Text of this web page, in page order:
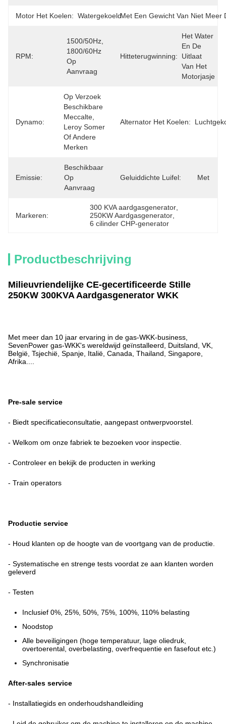
Motor Het Koelen: WatergekoeldMet Een Gewicht Van Niet Meer
RPM:
1500/50Hz,
1800/60Hz
Op
Aanvraag
Hitteterugwinning:
Het Water
En De
Uitlaat
Van Het
Motorjasje
Dynamo:
Op Verzoek
Beschikbare
Meccalte,
Leroy Somer
Of Andere
Merken
Alternator Het Koelen:
Emissie:
Beschikbaar
Op
Aanvraag
Geluiddichte Luifel: Met
Markeren:
300 KVA aardgasgenerator
250KW Aardgasgenerator
6 cilinder CHP-generator
Productbeschrijving
Milieuvriendelijke CE-gecertificeerde Stille
250KW 300KVA Aardgasgenerator WKK
Met meer dan 10 jaar ervaring in de gas-WKK-business,
SevenPower gas-WKK's wereldwijd geïnstalleerd, Duitsland, VK,
België, Tsjechië, Spanje, Italië, Canada, Thailand, Singapore,
Afrika....
Pre-sale service
- Biedt specificatieconsultatie, aangepast ontwerpvoorstel.
- Welkom om onze fabriek te bezoeken voor inspectie.
- Controleer en bekijk de producten in werking
- Train operators
Productie service
- Houd klanten op de hoogte van de voortgang van de productie.
- Systematische en strenge tests voordat ze aan klanten worden
geleverd
- Testen
Inclusief 0%, 25%, 50%, 75%, 100%, 110% belasting
Noodstop
Alle beveiligingen (hoge temperatuur, lage oliedruk,
overtoerental, overbelasting, overfrequentie en fasefout etc.)
Synchronisatie
After-sales service
- Installatiegids en onderhoudshandleiding